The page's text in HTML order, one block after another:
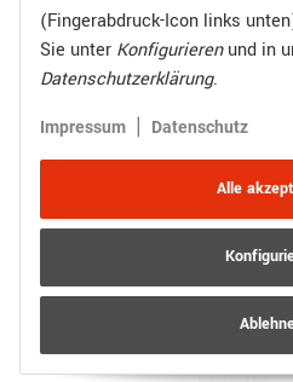
Alle
(Fingerabdruck-Icon links
Sie unter Konfigurierenund in
Datenschutzerklärung.
Impressum Datenschutz
Zugestellt durch:
Vertrag
* Alle Preise inkl. gesetzlicher USt., zzgl.
© R.Kuhn GmbH